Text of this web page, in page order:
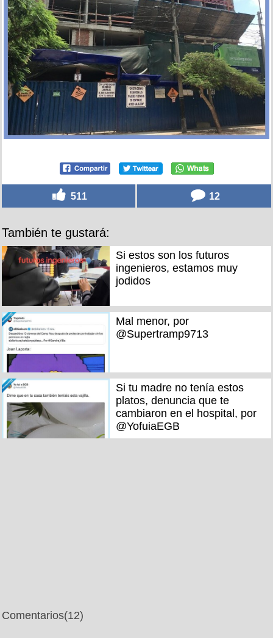
511 12
También te gustará:
Si estos son los futuros
ingenieros, estamos muy
jodidos
Mal menor, por
@Supertramp9713
Si tu madre no tenía estos
platos, denuncia que te
cambiaron en el hospital, por
@YofuiaEGB
Comentarios(12)